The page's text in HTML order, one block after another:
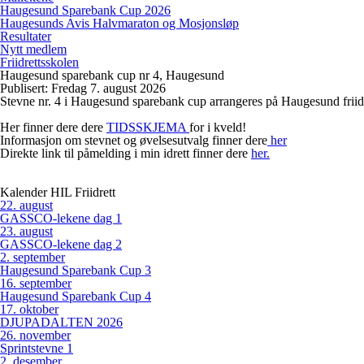
Haugesund Sparebank Cup 2026
Haugesunds Avis Halvmaraton og Mosjonsløp
Resultater
Nytt medlem
Friidrettsskolen
Haugesund sparebank cup nr 4, Haugesund
Publisert: Fredag 7. august 2026
Stevne nr. 4 i Haugesund sparebank cup arrangeres på Haugesund
Her finner dere dere TIDSSKJEMA for i kveld!
Informasjon om stevnet og øvelsesutvalg finner dere her
Direkte link til påmelding i min idrett finner dere her.
Kalender HIL Friidrett
22. august
GASSCO-lekene dag 1
23. august
GASSCO-lekene dag 2
2. september
Haugesund Sparebank Cup 3
16. september
Haugesund Sparebank Cup 4
17. oktober
DJUPADALTEN 2026
26. november
Sprintstevne 1
2. desember